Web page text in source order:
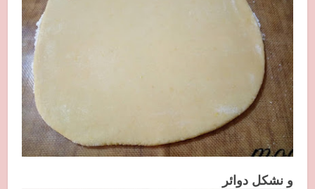
و نشكل دوائر